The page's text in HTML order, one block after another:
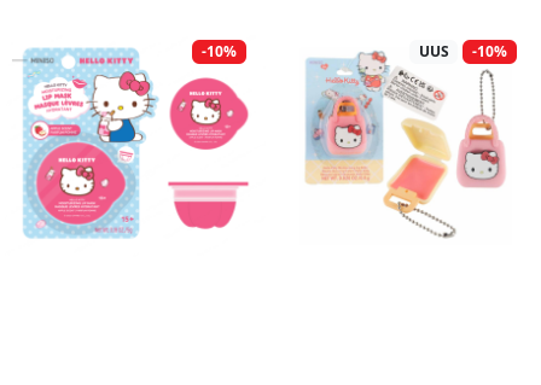
-10% UUS -10%